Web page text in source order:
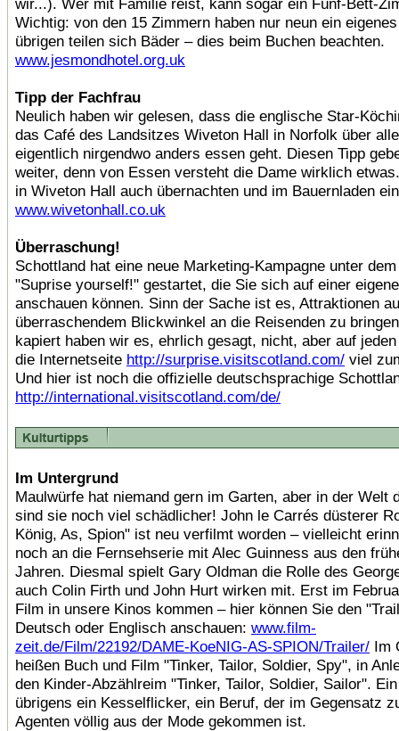
wir...). Wer mit Familie reist, kann sogar ein Fünf-Bett-
Wichtig: von den 15 Zimmern haben nur neun ein
übrigen teilen sich Bäder – dies beim Buchen beachten.
www.jesmondhotel.org.uk
Tipp der Fachfrau
Neulich haben wir gelesen, dass die englische Star-
das Café des Landsitzes Wiveton Hall in Norfolk über
eigentlich nirgendwo anders essen geht. Diesen Tipp
weiter, denn von Essen versteht die Dame wirklich
in Wiveton Hall auch übernachten und im Bauernladen
www.wivetonhall.co.uk
Überraschung!
Schottland hat eine neue Marketing-Kampagne unter
"Suprise yourself!" gestartet, die Sie sich auf einer
anschauen können. Sinn der Sache ist es, Attraktionen
überraschendem Blickwinkel an die Reisenden zu
kapiert haben wir es, ehrlich gesagt, nicht, aber auf
die Internetseite http://surprise.visitscotland.com/ viel
Und hier ist noch die offizielle deutschsprachige
http://international.visitscotland.com/de/
Im Untergrund
Maulwürfe hat niemand gern im Garten, aber in der Welt
sind sie noch viel schädlicher! John le Carrés düsterer
König, As, Spion" ist neu verfilmt worden – vielleicht
noch an die Fernsehserie mit Alec Guinness aus den
Jahren. Diesmal spielt Gary Oldman die Rolle des
auch Colin Firth und John Hurt wirken mit. Erst im
Film in unsere Kinos kommen – hier können Sie den
Deutsch oder Englisch anschauen: www.film-
zeit.de/Film/22192/DAME-KoeNIG-AS-SPION/Trailer/ Im
heißen Buch und Film "Tinker, Tailor, Soldier, Spy", in
den Kinder-Abzählreim "Tinker, Tailor, Soldier, Sailor".
übrigens ein Kesselflicker, ein Beruf, der im Gegensatz
Agenten völlig aus der Mode gekommen ist.